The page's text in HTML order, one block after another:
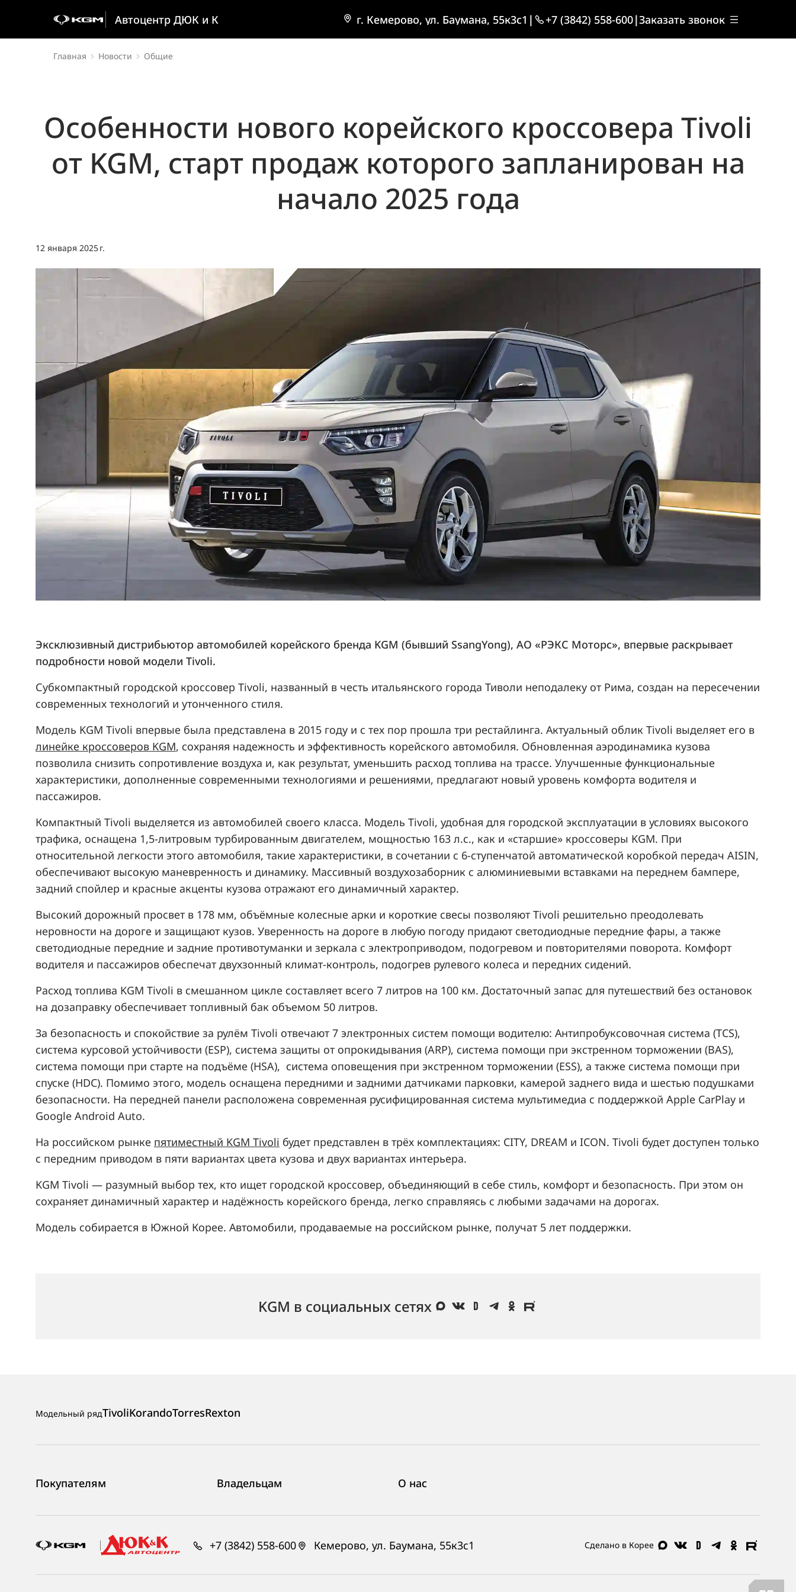
Автоцентр ДЮК и К г. Кемерово, ул. Баумана, 55к3с1 | +7 (3842) 558-600|Заказать звонок
Главная Новости Общие
Особенности нового корейского кроссовера Tivoli
от KGM, старт продаж которого запланирован на
начало 2025 года
12 января 2025 г.
Эксклюзивный дистрибьютор автомобилей корейского бренда KGM (бывший SsangYong), АО «РЭКС Моторс», впервые раскрывает
подробности новой модели Tivoli.
Субкомпактный городской кроссовер Tivoli, названный в честь итальянского города Тиволи неподалеку от Рима, создан на пересечении
современных технологий и утонченного стиля.
Модель KGM Tivoli впервые была представлена в 2015 году и с тех пор прошла три рестайлинга. Актуальный облик Tivoli выделяет его в
линейке кроссоверов KGM, сохраняя надежность и эффективность корейского автомобиля. Обновленная аэродинамика кузова
позволила снизить сопротивление воздуха и, как результат, уменьшить расход топлива на трассе. Улучшенные функциональные
характеристики, дополненные современными технологиями и решениями, предлагают новый уровень комфорта водителя и
пассажиров​.
Компактный Tivoli выделяется из автомобилей своего класса. Модель Tivoli, удобная для городской эксплуатации в условиях высокого
трафика, оснащена 1,5-литровым турбированным двигателем, мощностью 163 л.с., как и «старшие» кроссоверы KGM. При
относительной легкости этого автомобиля, такие характеристики, в сочетании с 6-ступенчатой автоматической коробкой передач AISIN,
обеспечивают высокую маневренность и динамику. Массивный воздухозаборник с алюминиевыми вставками на переднем бампере,
задний спойлер и красные акценты кузова отражают его динамичный характер.
Высокий дорожный просвет в 178 мм, объёмные колесные арки и короткие свесы позволяют Tivoli решительно преодолевать
неровности на дороге и защищают кузов. Уверенность на дороге в любую погоду придают светодиодные передние фары, а также
светодиодные передние и задние противотуманки и зеркала с электроприводом, подогревом и повторителями поворота. Комфорт
водителя и пассажиров обеспечат двухзонный климат-контроль, подогрев рулевого колеса и передних сидений.
Расход топлива KGM Tivoli в смешанном цикле составляет всего 7 литров на 100 км. Достаточный запас для путешествий без остановок
на дозаправку обеспечивает топливный бак объемом 50 литров.
За безопасность и спокойствие за рулём Tivoli отвечают 7 электронных систем помощи водителю: Антипробуксовочная система (TCS),
система курсовой устойчивости (ESP), система защиты от опрокидывания (ARP), система помощи при экстренном торможении (BAS),
система помощи при старте на подъёме (HSA), система оповещения при экстренном торможении (ESS), а также система помощи при
спуске (HDC). Помимо этого, модель оснащена передними и задними датчиками парковки, камерой заднего вида и шестью подушками
безопасности. На передней панели расположена современная русифицированная система мультимедиа с поддержкой Apple CarPlay и
Google Android Auto.
На российском рынке пятиместный KGM Tivoli будет представлен в трёх комплектациях: CITY, DREAM и ICON. Tivoli будет доступен только
с передним приводом в пяти вариантах цвета кузова и двух вариантах интерьера.
KGM Tivoli — разумный выбор тех, кто ищет городской кроссовер, объединяющий в себе стиль, комфорт и безопасность. При этом он
сохраняет динамичный характер и надёжность корейского бренда, легко справляясь с любыми задачами на дорогах.
Модель собирается в Южной Корее. Автомобили, продаваемые на российском рынке, получат 5 лет поддержки.
KGM в социальных сетях
Сделано в Корее
+7 (3842) 558-600 Кемерово, ул. Баумана, 55к3с1
Модельный рядTivoliKorandoTorresRexton
Покупателям Владельцам О нас